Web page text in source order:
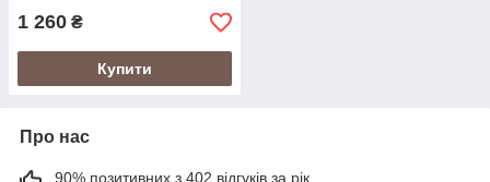
1 260 ₴
Купити
Про нас
90% позитивних з 402 відгуків за рік